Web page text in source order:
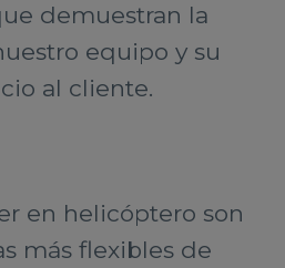
demuestran la
equipo y su
al cliente.
en helicóptero son
más flexibles de